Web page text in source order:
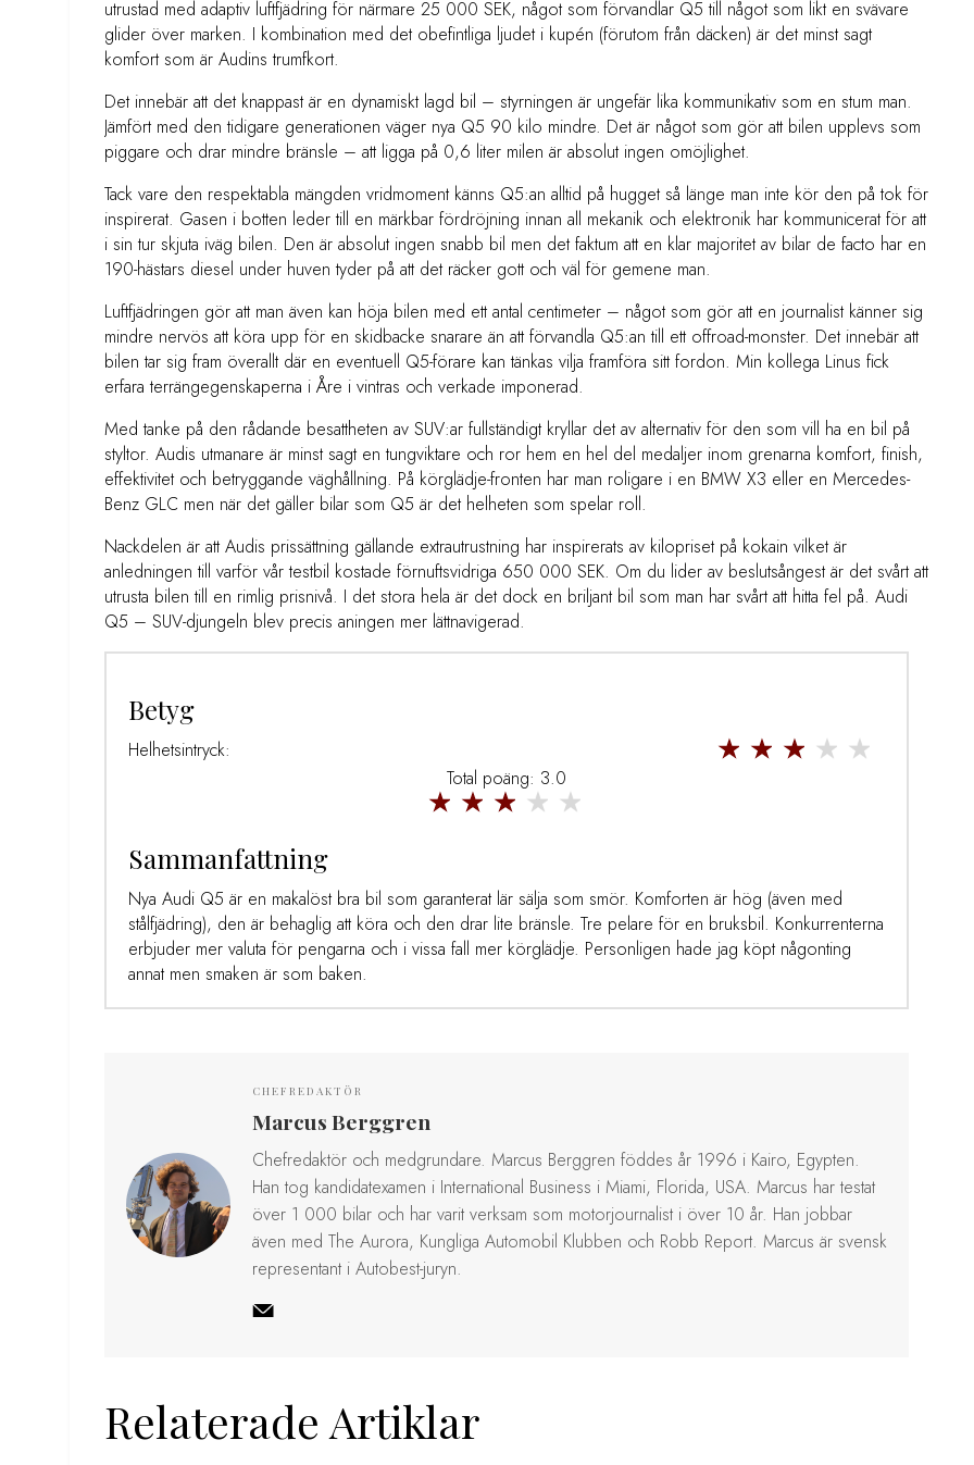
utrustad med adaptiv luftfjädring för närmare 25 000 SEK, något som förvandlar Q5 till något som likt en svävare
glider över marken. I kombination med det obefintliga ljudet i kupén (förutom från däcken) är det minst sagt
komfort som är Audins trumfkort.
Det innebär att det knappast är en dynamiskt lagd bil – styrningen är ungefär lika kommunikativ som en stum man.
Jämfört med den tidigare generationen väger nya Q5 90 kilo mindre. Det är något som gör att bilen upplevs som
piggare och drar mindre bränsle – att ligga på 0,6 liter milen är absolut ingen omöjlighet.
Tack vare den respektabla mängden vridmoment känns Q5:an alltid på hugget så länge man inte kör den på tok för
inspirerat. Gasen i botten leder till en märkbar fördröjning innan all mekanik och elektronik har kommunicerat för att
i sin tur skjuta iväg bilen. Den är absolut ingen snabb bil men det faktum att en klar majoritet av bilar de facto har en
190-hästars diesel under huven tyder på att det räcker gott och väl för gemene man.
Luftfjädringen gör att man även kan höja bilen med ett antal centimeter – något som gör att en journalist känner sig
mindre nervös att köra upp för en skidbacke snarare än att förvandla Q5:an till ett offroad-monster. Det innebär att
bilen tar sig fram överallt där en eventuell Q5-förare kan tänkas vilja framföra sitt fordon. Min kollega Linus fick
erfara terrängegenskaperna i Åre i vintras och verkade imponerad.
Med tanke på den rådande besattheten av SUV:ar fullständigt kryllar det av alternativ för den som vill ha en bil på
styltor. Audis utmanare är minst sagt en tungviktare och ror hem en hel del medaljer inom grenarna komfort, finish,
effektivitet och betryggande väghållning. På körglädje-fronten har man roligare i en BMW X3 eller en Mercedes-
Benz GLC men när det gäller bilar som Q5 är det helheten som spelar roll.
Nackdelen är att Audis prissättning gällande extrautrustning har inspirerats av kilopriset på kokain vilket är
anledningen till varför vår testbil kostade förnuftsvidriga 650 000 SEK. Om du lider av beslutsångest är det svårt att
utrusta bilen till en rimlig prisnivå. I det stora hela är det dock en briljant bil som man har svårt att hitta fel på. Audi
Q5 – SUV-djungeln blev precis aningen mer lättnavigerad.
Betyg
Helhetsintryck:
Total poäng: 3.0
Sammanfattning
Nya Audi Q5 är en makalöst bra bil som garanterat lär sälja som smör. Komforten är hög (även med
stålfjädring), den är behaglig att köra och den drar lite bränsle. Tre pelare för en bruksbil. Konkurrenterna
erbjuder mer valuta för pengarna och i vissa fall mer körglädje. Personligen hade jag köpt någonting
annat men smaken är som baken.
CHEFREDAKTÖR
Marcus Berggren
Chefredaktör och medgrundare. Marcus Berggren föddes år 1996 i Kairo, Egypten.
Han tog kandidatexamen i International Business i Miami, Florida, USA. Marcus har testat
över 1 000 bilar och har varit verksam som motorjournalist i över 10 år. Han jobbar
även med The Aurora, Kungliga Automobil Klubben och Robb Report. Marcus är svensk
representant i Autobest-juryn.
Relaterade Artiklar